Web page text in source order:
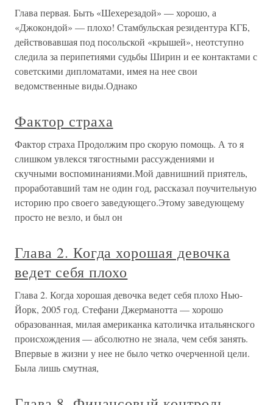
Глава первая. Быть «Шехерезадой» — хорошо, а
«Джокондой» — плохо! Стамбульская резидентура КГБ,
действовавшая под посольской «крышей», неотступно
следила за перипетиями судьбы Ширин и ее контактами с
советскими дипломатами, имея на нее свои
ведомственные виды.Однако
Фактор страха
Фактор страха Продолжим про скорую помощь. А то я
слишком увлекся тягостными рассуждениями и
скучными воспоминаниями.Мой давнишний приятель,
проработавший там не один год, рассказал поучительную
историю про своего заведующего.Этому заведующему
просто не везло, и был он
Глава 2. Когда хорошая девочка
ведет себя плохо
Глава 2. Когда хорошая девочка ведет себя плохо Нью-
Йорк, 2005 год. Стефани Джерманотта — хорошо
образованная, милая американка католичка итальянского
происхождения — абсолютно не знала, чем себя занять.
Впервые в жизни у нее не было четко очерченной цели.
Была лишь смутная,